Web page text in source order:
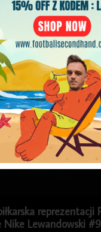
Nike Lewandowski